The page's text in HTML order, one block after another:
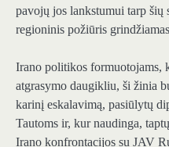
pavojų jos lankstumui tarp
regioninis požiūris
Irano politikos formuotojams,
atgrasymo daugikliu, ši žinia
karinį eskalavimą, pasiūlytų
Tautoms ir, kur naudinga,
Irano konfrontacijos su JAV